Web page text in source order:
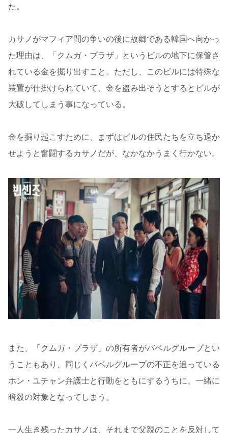
た。
カサノがマフィア間の争いの後に故郷である韓国へ向かっ
た理由は、「クムガ・プラザ」というビルの地下に保管さ
れている金を掘り出すこと。ただし、このビルには特殊な
装置が仕掛けられていて、金を盗み出そうとするとビルが
大破してしまう事になっている。
金を掘り起こすために、まずはビルの住民たちを立ち退か
せようと奮闘するカサノだが、なかなかうまく行かない。
また、「クムガ・プラザ」の所有者がバベルグループとい
うこともあり、同じくバベルグループの不正を追っている
ホン・ユチャン弁護士と行動をともにするうちに、一緒に
暗殺の対象となってしまう。
一人生き残ったカサノは、それまで父親のことを反対して